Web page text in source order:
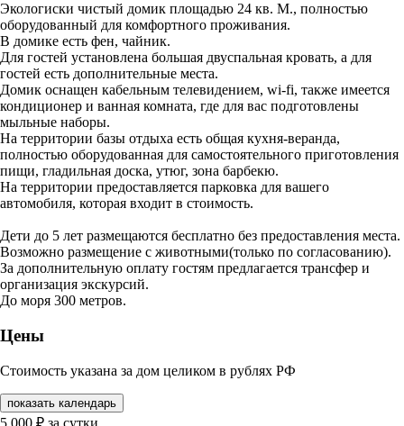
Экологиски чистый домик площадью 24 кв. М., полностью
оборудованный для комфортного проживания.
В домике есть фен, чайник.
Для гостей установлена большая двуспальная кровать, а для
гостей есть дополнительные места.
Домик оснащен кабельным телевидением, wi-fi, также имеется
кондиционер и ванная комната, где для вас подготовлены
мыльные наборы.
На территории базы отдыха есть общая кухня-веранда,
полностью оборудованная для самостоятельного приготовления
пищи, гладильная доска, утюг, зона барбекю.
На территории предоставляется парковка для вашего
автомобиля, которая входит в стоимость.
Дети до 5 лет размещаются бесплатно без предоставления места.
Возможно размещение с животными(только по согласованию).
За дополнительную оплату гостям предлагается трансфер и
организация экскурсий.
До моря 300 метров.
Цены
Стоимость указана за дом целиком в рублях РФ
показать календарь
5 000 ₽ за сутки